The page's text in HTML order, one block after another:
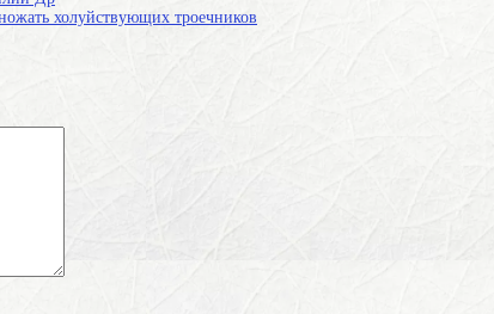
холуйствующих троечников